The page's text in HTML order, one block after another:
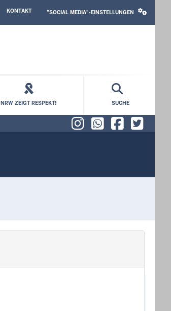
TOPKONTAKT
MEDIA
"SOCIAL MEDIA"-EINSTELLUNGEN
NRW ZEIGT RESPEKT! SUCHE
InstagramX